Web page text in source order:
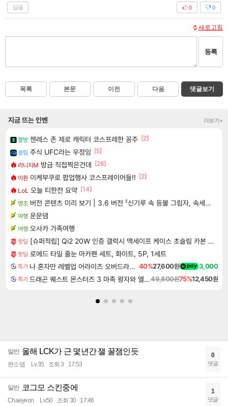
답글 0
0
새로고침
등록
목록 본문 이전 다음 댓글보기
지금 뜨는 인벤 더보기+
짤방 젠레스 존 제로 캐릭터 코스프레한 꽁주 [2]
클립 주식 UFC라는 우정잉 [5]
리니지M 방금 직접찍은건데 [26]
이환 이케부쿠로 팝업행사 코스프레이어들!! [2]
LoL 오늘 티한전 요약 [14]
명조 버전 콘텐츠 미리 보기 | 3.6 버전 「신기루 속 등불 그림자, 속세에 깃든 검의 결심」이 8월 20일에 업데이트됩니다!
여행 운문댐
여행 오사카 가족여행
핫딜 [슈퍼적립] Qi2 20W 인증 갤럭시 맥세이프 케이스 초슬림 카본 에어스킨아라미드 맥핏 갤럭시Z 폴드8 울트라, 아라미드, 블랙
핫딜 로에드 타일 줄눈 마카펜 세트, 화이트, 5P, 1세트
특가 나 혼자만 레벨업 어라이즈 오버드라이브 Solo Leveling Arise 40%27,600원 3,000
특가 드래곤 퀘스트 몬스터즈 3 마족 왕자와 엘프의 여행 Dragon Quest Monsters The Dark Prince49,800원75%12,450원
일반 올해 LCK가 근 몇년간 잴 꿀잼인듯
완소뎁 Lv.35 조회 3 17:53
0
댓글
일반 코그모 스킨중에
Chaeyeon Lv.50 조회 30 17:46
1
댓글